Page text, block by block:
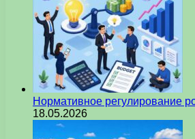
Нормативное регулирование
18.05.2026